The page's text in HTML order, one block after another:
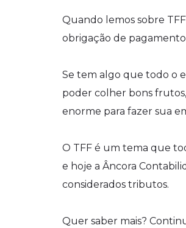
Quando lemos sobre
obrigação de
Se tem algo que todo o
poder colher bons
enorme para fazer sua
O TFF é um tema que
e hoje a Âncora
considerados tributos.
Quer saber mais?